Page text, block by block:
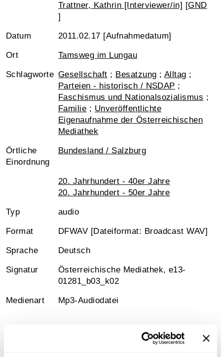
Trattner, Kathrin [Interviewer/in] [GND
]
Datum 2011.02.17 [Aufnahmedatum]
Ort Tamsweg im Lungau
Schlagworte Gesellschaft ; Besatzung ; Alltag ;
Parteien - historisch / NSDAP ;
Faschismus und Nationalsozialismus ;
Familie ; Unveröffentlichte
Eigenaufnahme der Österreichischen
Mediathek
Örtliche
Einordnung
Bundesland / Salzburg
20. Jahrhundert - 40er Jahre
20. Jahrhundert - 50er Jahre
Typ audio
Format DFWAV [Dateiformat: Broadcast WAV]
Sprache Deutsch
Signatur
Österreichische Mediathek, e13-
01281_b03_k02
Medienart Mp3-Audiodatei